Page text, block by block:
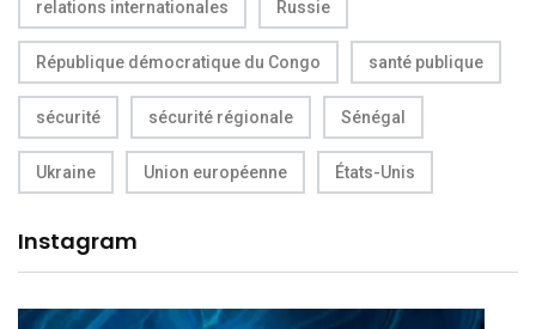
relations internationales Russie
République démocratique du Congo santé publique
sécurité sécurité régionale Sénégal
Ukraine Union européenne États-Unis
Instagram